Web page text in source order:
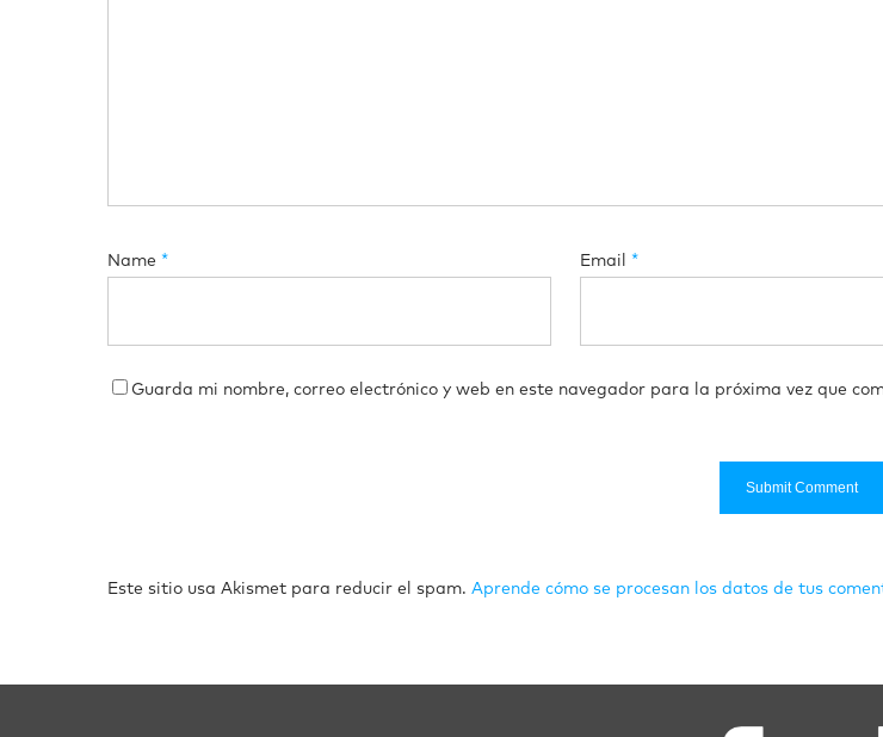
Name * Email *
Guarda mi nombre, correo electrónico y web en este navegador para la próxima vez que
Este sitio usa Akismet para reducir el spam. Aprende cómo se procesan los datos de tus